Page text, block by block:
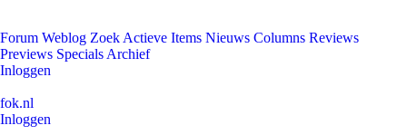
Forum Weblog Zoek Actieve Items Nieuws Columns Reviews
Previews Specials Archief
Inloggen
fok.nl
Inloggen